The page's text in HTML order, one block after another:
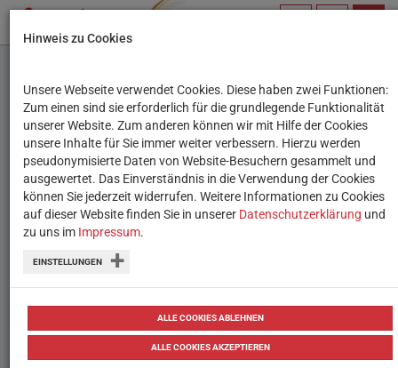
Neuer Film bei "Kino
macht Schule": Radical -
Eine Klasse für sich
Das Feelgood-Drama zeigt, wie viel
Einfluss Bildung auch in widrigsten
Lebensumständen haben kann.
18.04.2024 Testberichte
Hinweis zu Cookies
Unsere Webseite verwendet Cookies. Diese haben zwei Funktionen:
Zum einen sind sie erforderlich für die grundlegende Funktionalität
unserer Website. Zum anderen können wir mit Hilfe der Cookies
unsere Inhalte für Sie immer weiter verbessern. Hierzu werden
pseudonymisierte Daten von Website-Besuchern gesammelt und
ausgewertet. Das Einverständnis in die Verwendung der Cookies
können Sie jederzeit widerrufen. Weitere Informationen zu Cookies
auf dieser Website finden Sie in unserer Datenschutzerklärung und
zu uns im Impressum.
EINSTELLUNGEN
ALLE COOKIES ABLEHNEN
ALLE COOKIES AKZEPTIEREN